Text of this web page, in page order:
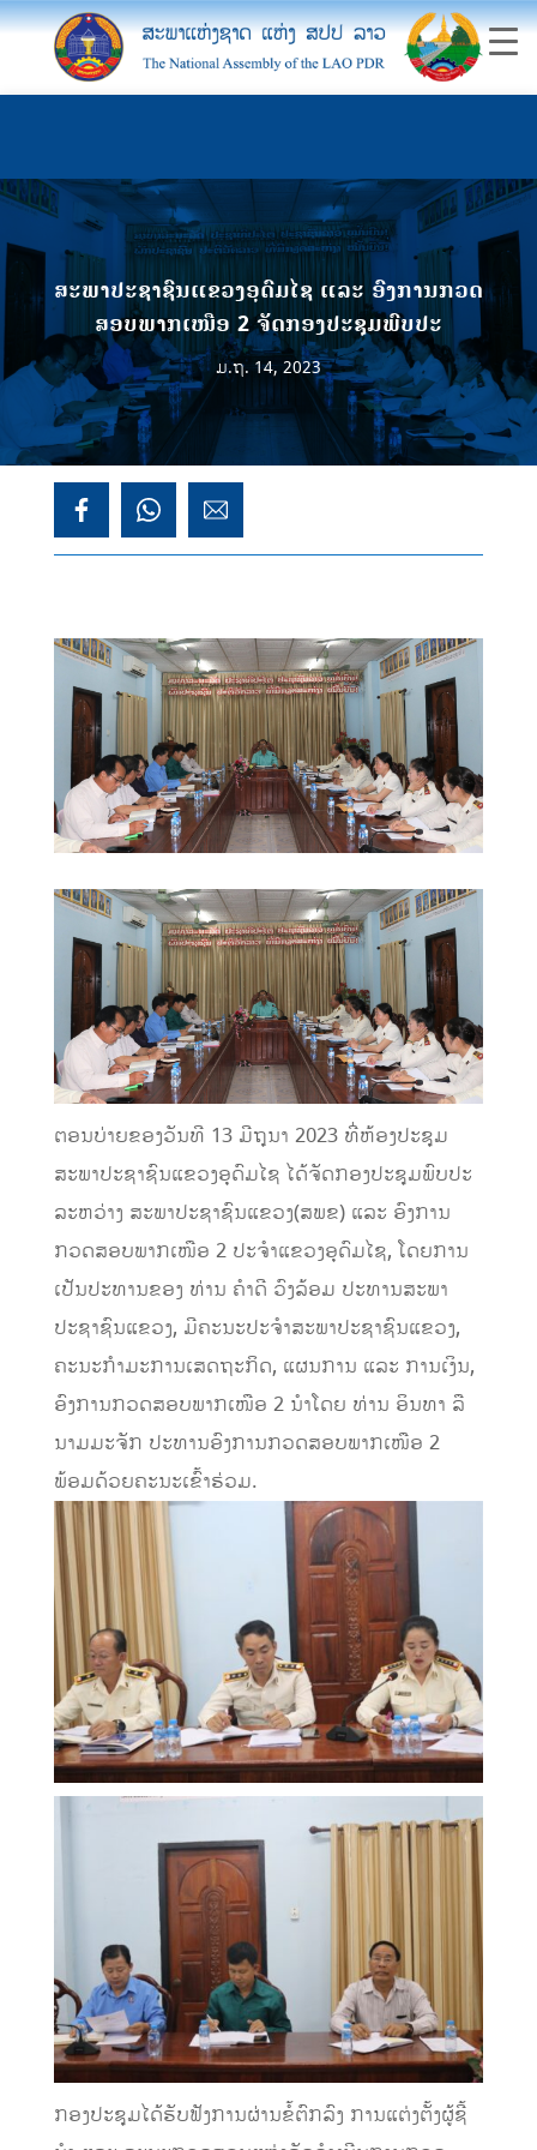
ສະພາປະຊາຊົນແຂວງອຸດົມໄຊ ແລະ ອົງການກວດ
ສອບພາກເໜືອ 2 ຈັດກອງປະຊຸມພົບປະ
ມ.ຖ. 14, 2023
ຕອນບ່າຍຂອງວັນທີ 13 ມີຖຸນາ 2023 ທີ່ຫ້ອງປະຊຸມ
ສະພາປະຊາຊົນແຂວງອຸດົມໄຊ ໄດ້ຈັດກອງປະຊຸມພົບປະ
ລະຫວ່າງ ສະພາປະຊາຊົນແຂວງ(ສພຂ) ແລະ ອົງການ
ກວດສອບພາກເໜືອ 2 ປະຈໍາແຂວງອຸດົມໄຊ, ໂດຍການ
ເປັນປະທານຂອງ ທ່ານ ຄໍາດີ ວົງລ້ອມ ປະທານສະພາ
ປະຊາຊົນແຂວງ, ມີຄະນະປະຈໍາສະພາປະຊາຊົນແຂວງ,
ຄະນະກໍາມະການເສດຖະກິດ, ແຜນການ ແລະ ການເງິນ,
ອົງການກວດສອບພາກເໜືອ 2 ນໍາໂດຍ ທ່ານ ອິນທາ ລື
ນາມມະຈັກ ປະທານອົງການກວດສອບພາກເໜືອ 2
ພ້ອມດ້ວຍຄະນະເຂົ້າຮ່ວມ.
ກອງປະຊຸມໄດ້ຮັບຟັງການຜ່ານຂໍ້ຕົກລົງ ການແຕ່ງຕັ້ງຜູ້ຊີ້